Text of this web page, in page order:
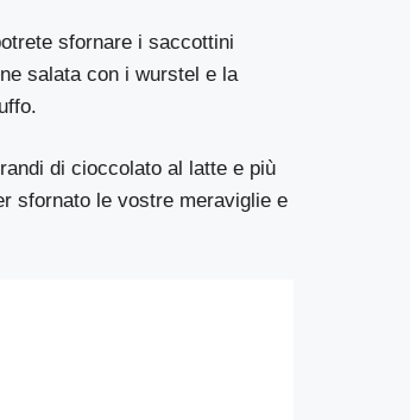
sfornare i saccottini
salata con i wurstel e la
di cioccolato al latte e più
sfornato le vostre meraviglie e